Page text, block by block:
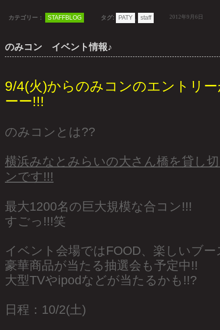
カテゴリー： STAFFBLOG タグ: PATY , staff 2012年9月6日
のみコン イベント情報♪
9/4(火)からのみコンのエントリ
ーー!!!
のみコンとは??
横浜みなとみらいの大さん橋を貸し
ンです!!!
最大1200名の巨大規模な合コン!!!
すごっ!!!笑
イベント会場ではFOOD、楽しいブ
豪華商品が当たる抽選会も予定中!!
大型TVやipodなどが当たるかも!!?
日程：10/2(土)